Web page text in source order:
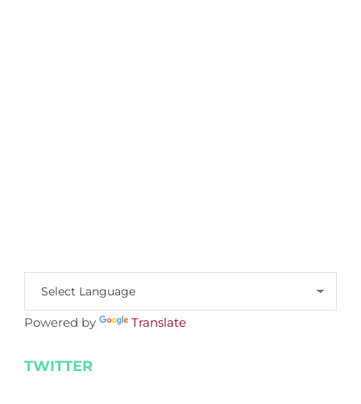
Powered by Translate
TWITTER